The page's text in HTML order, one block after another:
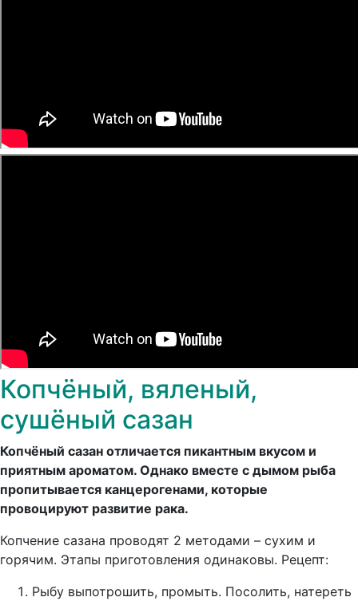
Копчёный, вяленый,
сушёный сазан
Копчёный сазан отличается пикантным вкусом и
приятным ароматом. Однако вместе с дымом рыба
пропитывается канцерогенами, которые
провоцируют развитие рака.
Копчение сазана проводят 2 методами – сухим и
горячим. Этапы приготовления одинаковы. Рецепт:
Рыбу выпотрошить, промыть. Посолить, натереть